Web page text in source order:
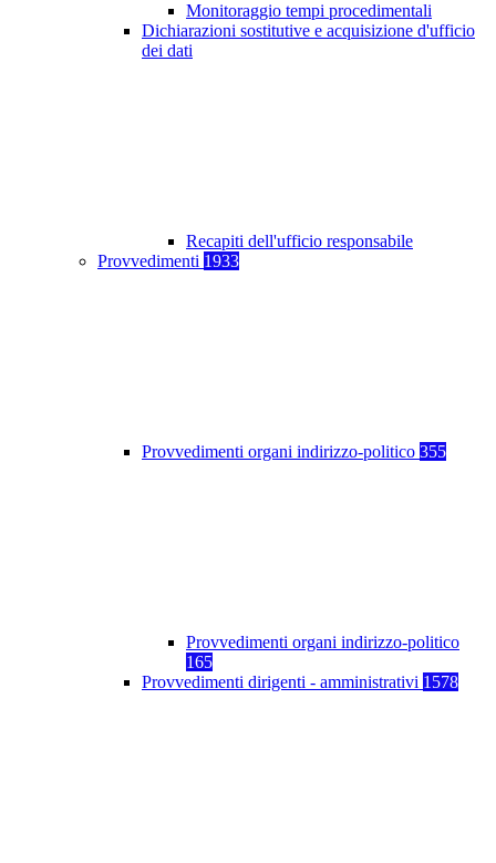
Monitoraggio tempi procedimentali
Dichiarazioni sostitutive e acquisizione d'ufficio
dei dati
Recapiti dell'ufficio responsabile
Provvedimenti 1933
Provvedimenti organi indirizzo-politico 355
Provvedimenti organi indirizzo-politico
165
Provvedimenti dirigenti - amministrativi 1578